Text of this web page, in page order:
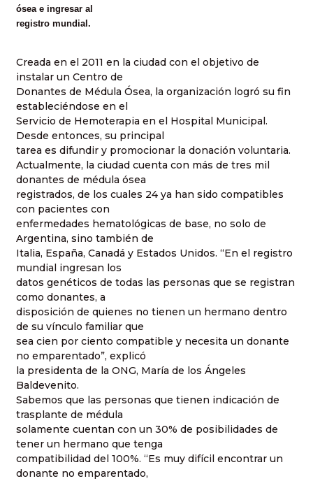
ósea e ingresar al
registro mundial.
Creada en el 2011 en la ciudad con el objetivo de
instalar un Centro de
Donantes de Médula Ósea, la organización logró su fin
estableciéndose en el
Servicio de Hemoterapia en el Hospital Municipal.
Desde entonces, su principal
tarea es difundir y promocionar la donación voluntaria.
Actualmente, la ciudad cuenta con más de tres mil
donantes de médula ósea
registrados, de los cuales 24 ya han sido compatibles
con pacientes con
enfermedades hematológicas de base, no solo de
Argentina, sino también de
Italia, España, Canadá y Estados Unidos. “En el registro
mundial ingresan los
datos genéticos de todas las personas que se registran
como donantes, a
disposición de quienes no tienen un hermano dentro
de su vínculo familiar que
sea cien por ciento compatible y necesita un donante
no emparentado”, explicó
la presidenta de la ONG, María de los Ángeles
Baldevenito.
Sabemos que las personas que tienen indicación de
trasplante de médula
solamente cuentan con un 30% de posibilidades de
tener un hermano que tenga
compatibilidad del 100%. “Es muy difícil encontrar un
donante no emparentado,